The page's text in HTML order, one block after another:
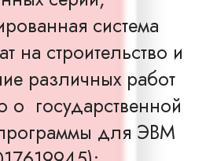
система
на строительство и
различных работ
о государственной
для ЭВМ